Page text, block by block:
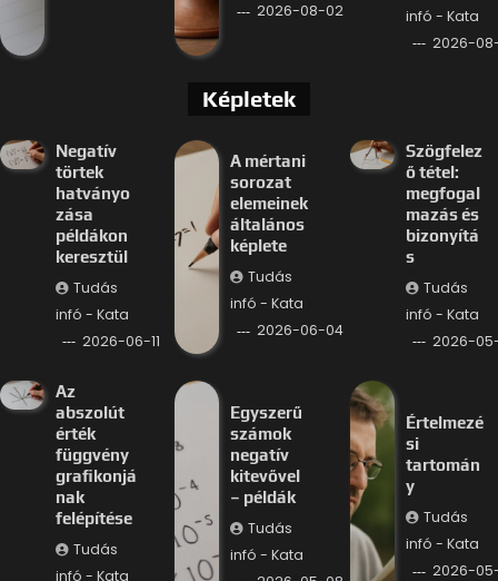
2026-08-02
infó - Kata
2026-
Képletek
Negatív
törtek
hatványo
zása
példákon
keresztül
Tudás
infó - Kata
2026-06-11
A mértani
sorozat
elemeinek
általános
képlete
Tudás
infó - Kata
2026-06-04
Szögfelez
ő tétel:
megfogal
mazás és
bizonyítá
s
Tudás
infó - Kata
2026-
Az
abszolút
érték
függvény
grafikonjá
nak
felépítése
Tudás
infó - Kata
Egyszerű
számok
negatív
kitevővel
– példák
Tudás
infó - Kata
Értelmezé
si
tartomán
y
Tudás
infó - Kata
2026-